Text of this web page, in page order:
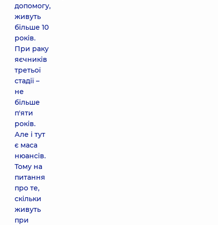
допомогу,
живуть
більше 10
років.
При раку
яєчників
третьої
стадії –
не
більше
п'яти
років.
Але і тут
є маса
нюансів.
Тому на
питання
про те,
скільки
живуть
при